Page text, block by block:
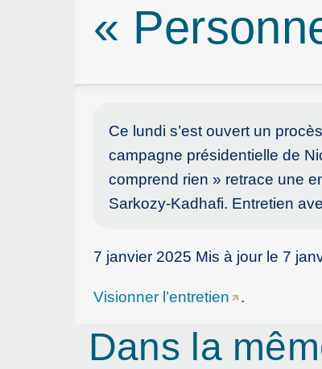
«
Ce lundi s’est ouvert un
campagne présidentielle de
comprend rien » retrace une
Sarkozy-Kadhafi. Entretien
7 janvier 2025 Mis à jour le 7
Visionner l’entretien .
Dans la